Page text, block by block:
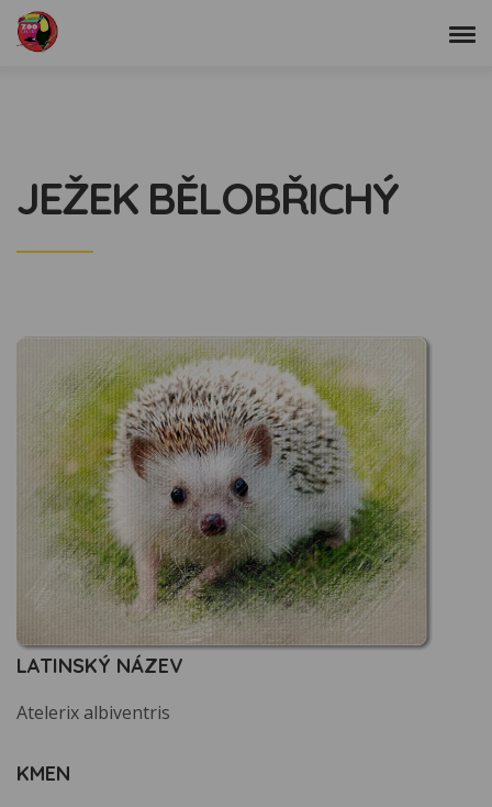
JEŽEK BĚLOBŘICHÝ
LATINSKÝ NÁZEV
Atelerix albiventris
KMEN